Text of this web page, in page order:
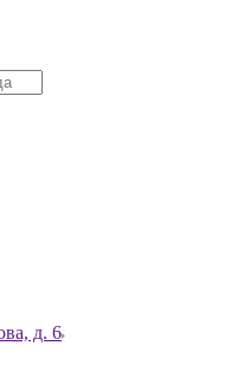
д. 6